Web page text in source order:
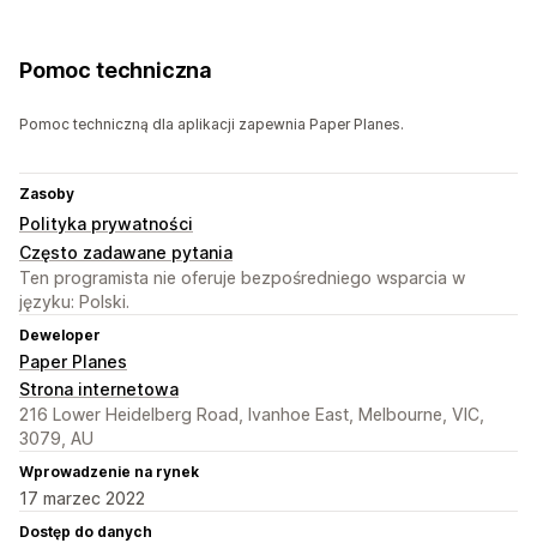
Pomoc techniczna
Pomoc techniczną dla aplikacji zapewnia Paper Planes.
Zasoby
Polityka prywatności
Często zadawane pytania
Ten programista nie oferuje bezpośredniego wsparcia w
języku: Polski.
Deweloper
Paper Planes
Strona internetowa
216 Lower Heidelberg Road, Ivanhoe East, Melbourne, VIC,
3079, AU
Wprowadzenie na rynek
17 marzec 2022
Dostęp do danych